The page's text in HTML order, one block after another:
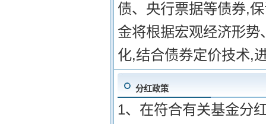
债、央行票据等债券,
金将根据宏观经济形
化,结合债券定价技术,
分红政策
1、在符合有关基金分